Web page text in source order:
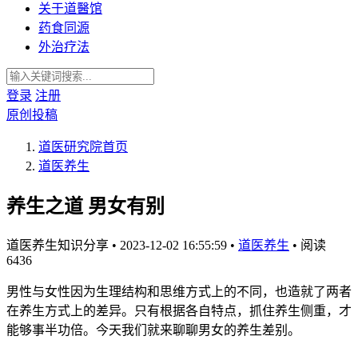
关于道醫馆
药食同源
外治疗法
登录 注册
原创投稿
道医研究院首页
道医养生
养生之道 男女有别
道医养生知识分享 • 2023-12-02 16:55:59 • 道医养生 • 阅读
6436
男性与女性因为生理结构和思维方式上的不同，也造就了两者
在养生方式上的差异。只有根据各自特点，抓住养生侧重，才
能够事半功倍。今天我们就来聊聊男女的养生差别。